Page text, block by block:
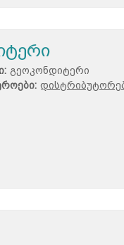
გეოკონდიტერი